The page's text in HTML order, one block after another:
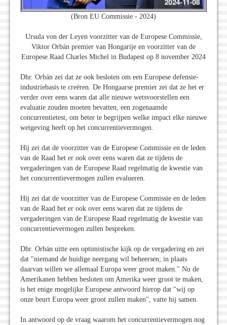
(Bron EU Commissie - 2024)
Ursula von der Leyen voorzitter van de Europese Commissie,
Viktor Orbán premier van Hongarije en voorzitter van de
Europese Raad Charles Michel in Budapest op 8 november 2024
Dhr. Orbán zei dat ze ook besloten om een Europese defensie-
industriebasis te creëren. De Hongaarse premier zei dat ze het er
verder over eens waren dat alle nieuwe wetsvoorstellen een
evaluatie zouden moeten bevatten, een zogenaamde
concurrentietest, om beter te begrijpen welke impact elke nieuwe
wetgeving heeft op het concurrentievermogen.
Hij zei dat de voorzitter van de Europese Commissie en de leden
van de Raad het er ook over eens waren dat ze tijdens de
vergaderingen van de Europese Raad regelmatig de kwestie van
het concurrentievermogen zullen evalueren.
Hij zei dat de voorzitter van de Europese Commissie en de leden
van de Raad het er ook over eens waren dat ze tijdens de
vergaderingen van de Europese Raad regelmatig de kwestie van
concurrentievermogen zullen bespreken.
Dhr. Orbán uitte een optimistische kijk op de vergadering en zei
dat "niemand de huidige neergang wil beheersen; in plaats
daarvan willen we allemaal Europa weer groot maken." Nu de
Amerikanen hebben besloten om Amerika weer groot te maken,
is het enige mogelijke Europese antwoord hierop dat "wij op
onze beurt Europa weer groot zullen maken", vatte hij samen.
In antwoord op de vraag waarom het concurrentievermogen nog